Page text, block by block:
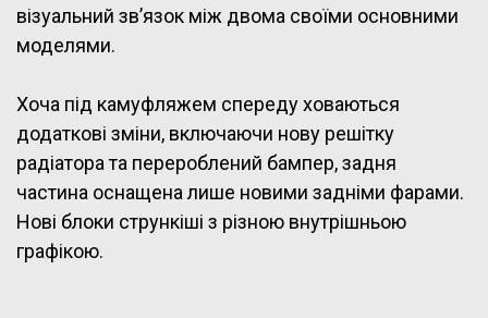
візуальний зв’язок між двома своїми основними
моделями.
Хоча під камуфляжем спереду ховаються
додаткові зміни, включаючи нову решітку
радіатора та перероблений бампер, задня
частина оснащена лише новими задніми фарами.
Нові блоки стрункіші з різною внутрішньою
графікою.